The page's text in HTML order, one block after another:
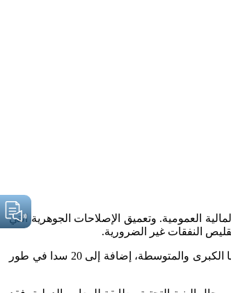
العمومية. وتعميق الإصلاحات الجوهرية التي
النفقات غير الضرورية.
فعلى المستوى الفلاحي حرص الملك محمد السادس، منذ توليه العرش عام 1999م، على مـواصلة بناء السدود، حيث قام المغرب بإنجاز أكثر من 50 سدا، منها الكبرى والمتوسطة، إضافة إلى 20 سدا في طور